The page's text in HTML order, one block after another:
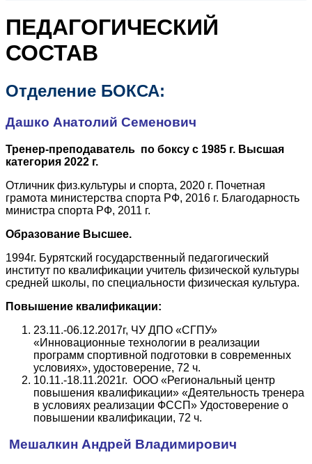
ПЕДАГОГИЧЕСКИЙ
СОСТАВ
Отделение БОКСА:
Дашко Анатолий Семенович
Тренер-преподаватель по боксу с 1985 г. Высшая
категория 2022 г.
Отличник физ.культуры и спорта, 2020 г. Почетная
грамота министерства спорта РФ, 2016 г. Благодарность
министра спорта РФ, 2011 г.
Образование Высшее.
1994г. Бурятский государственный педагогический
институт по квалификации учитель физической культуры
средней школы, по специальности физическая культура.
Повышение квалификации:
23.11.-06.12.2017г, ЧУ ДПО «СГПУ»
«Инновационные технологии в реализации
программ спортивной подготовки в современных
условиях», удостоверение, 72 ч.
10.11.-18.11.2021г. ООО «Региональный центр
повышения квалификации» «Деятельность тренера
в условиях реализации ФССП» Удостоверение о
повышении квалификации, 72 ч.
Мешалкин Андрей Владимирович